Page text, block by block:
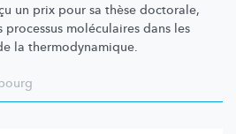
un prix pour sa thèse doctorale,
moléculaires dans les
la thermodynamique.